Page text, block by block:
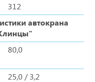
312
автокрана
80,0
25,0 / 3,2